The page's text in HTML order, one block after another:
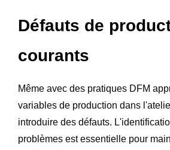
Défauts de
courants
Même avec des pratiques DFM
variables de production dans
introduire des défauts.
problèmes est essentielle pour